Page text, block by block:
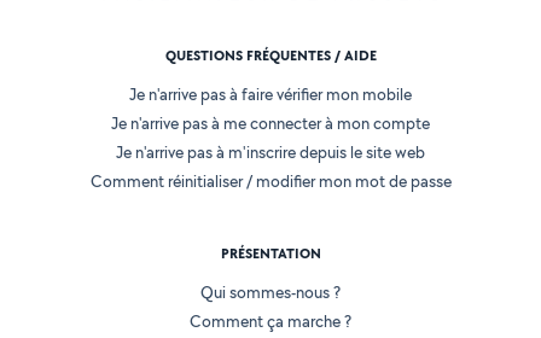
QUESTIONS FRÉQUENTES / AIDE
Je n'arrive pas à faire vérifier mon mobile
Je n'arrive pas à me connecter à mon compte
Je n'arrive pas à m'inscrire depuis le site web
Comment réinitialiser / modifier mon mot de passe
PRÉSENTATION
Qui sommes-nous ?
Comment ça marche ?